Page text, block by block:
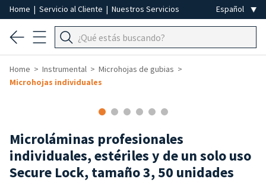
Home | Servicio al Cliente | Nuestros Servicios
Home Instrumental
Microhojas de gubias
Microhojas individuales
Microláminas profesionales
individuales, estériles y de un solo uso
Secure Lock, tamaño 3, 50 unidades